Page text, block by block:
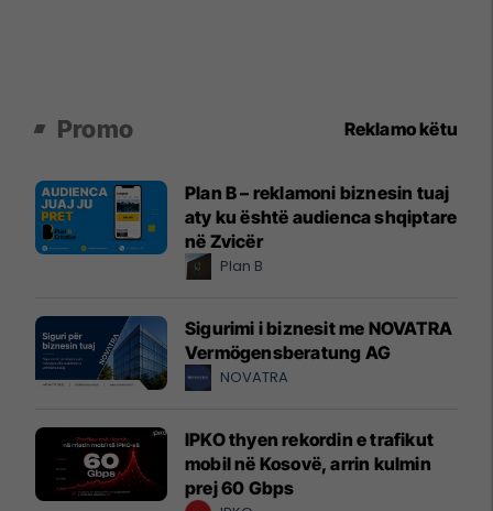
Promo Reklamo këtu
Plan B – reklamoni biznesin tuaj
aty ku është audienca shqiptare
në Zvicër
Plan B
Sigurimi i biznesit me NOVATRA
Vermögensberatung AG
NOVATRA
IPKO thyen rekordin e trafikut
mobil në Kosovë, arrin kulmin
prej 60 Gbps